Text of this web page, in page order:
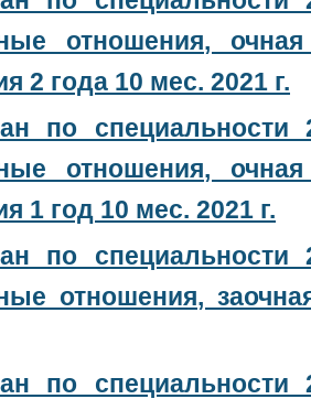
отношения,
2 года 10 мес. 2021 г.
по специальности
отношения,
1 год 10 мес. 2021 г.
по специальности
отношения,
по специальности